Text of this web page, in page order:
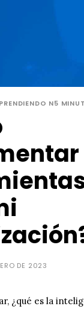
N5
DE 2023
¿qué es la